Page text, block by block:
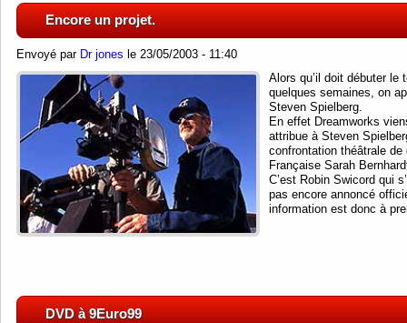
Encore un projet.
Envoyé par Dr jones le 23/05/2003 - 11:40
Alors qu’il doit débuter le
quelques semaines, on
Steven Spielberg.
En effet Dreamworks
attribue à Steven
confrontation théâtrale
Française Sarah
C’est Robin Swicord qui
pas encore annoncé
information est donc à
DVD à 9Euro99